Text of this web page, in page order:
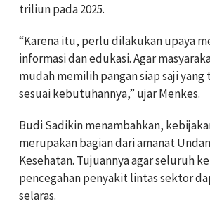
triliun pada 2025.
“Karena itu, perlu dilakukan upaya
informasi dan edukasi. Agar
mudah memilih pangan siap saji
sesuai kebutuhannya,” ujar Menkes.
Budi Sadikin menambahkan,
merupakan bagian dari amanat
Kesehatan. Tujuannya agar seluruh
pencegahan penyakit lintas sektor
selaras.